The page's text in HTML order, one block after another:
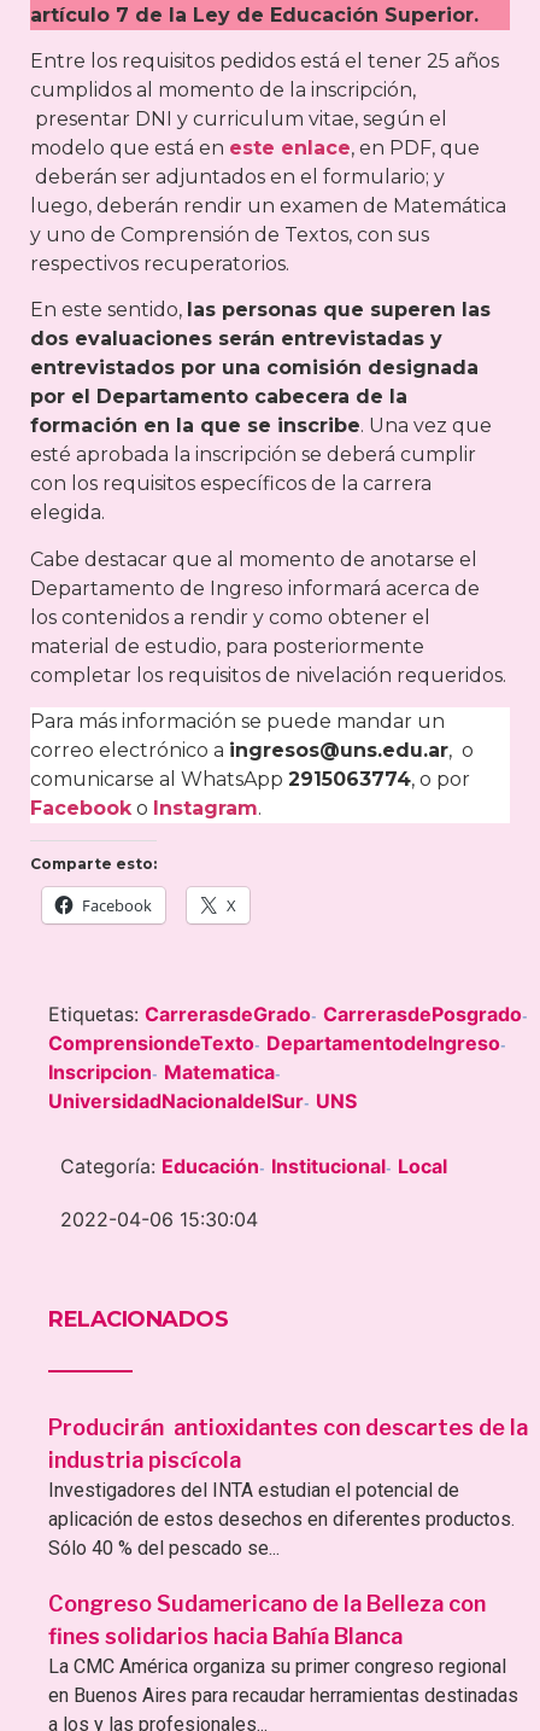
artículo 7 de la Ley de Educación Superior.
Entre los requisitos pedidos está el tener 25 años
cumplidos al momento de la inscripción,
presentar DNI y curriculum vitae, según el
modelo que está en este enlace, en PDF, que
deberán ser adjuntados en el formulario; y
luego, deberán rendir un examen de Matemática
y uno de Comprensión de Textos, con sus
respectivos recuperatorios.
En este sentido, las personas que superen las
dos evaluaciones serán entrevistadas y
entrevistados por una comisión designada
por el Departamento cabecera de la
formación en la que se inscribe. Una vez que
esté aprobada la inscripción se deberá cumplir
con los requisitos específicos de la carrera
elegida.
Cabe destacar que al momento de anotarse el
Departamento de Ingreso informará acerca de
los contenidos a rendir y como obtener el
material de estudio, para posteriormente
completar los requisitos de nivelación requeridos.
Para más información se puede mandar un
correo electrónico a ingresos@uns.edu.ar, o
comunicarse al WhatsApp 2915063774, o por
Facebooko Instagram.
Comparte esto:
Facebook X
Etiquetas: CarrerasdeGrado- CarrerasdePosgrado-
ComprensiondeTexto- DepartamentodeIngreso-
Inscripcion- Matematica-
UniversidadNacionaldelSur- UNS
Categoría: Educación- Institucional- Local
2022-04-06 15:30:04
RELACIONADOS
Producirán antioxidantes con descartes de la
industria piscícola
Investigadores del INTA estudian el potencial de
aplicación de estos desechos en diferentes productos.
Sólo 40 % del pescado se...
Congreso Sudamericano de la Belleza con
fines solidarios hacia Bahía Blanca
La CMC América organiza su primer congreso regional
en Buenos Aires para recaudar herramientas destinadas
a los y las profesionales...